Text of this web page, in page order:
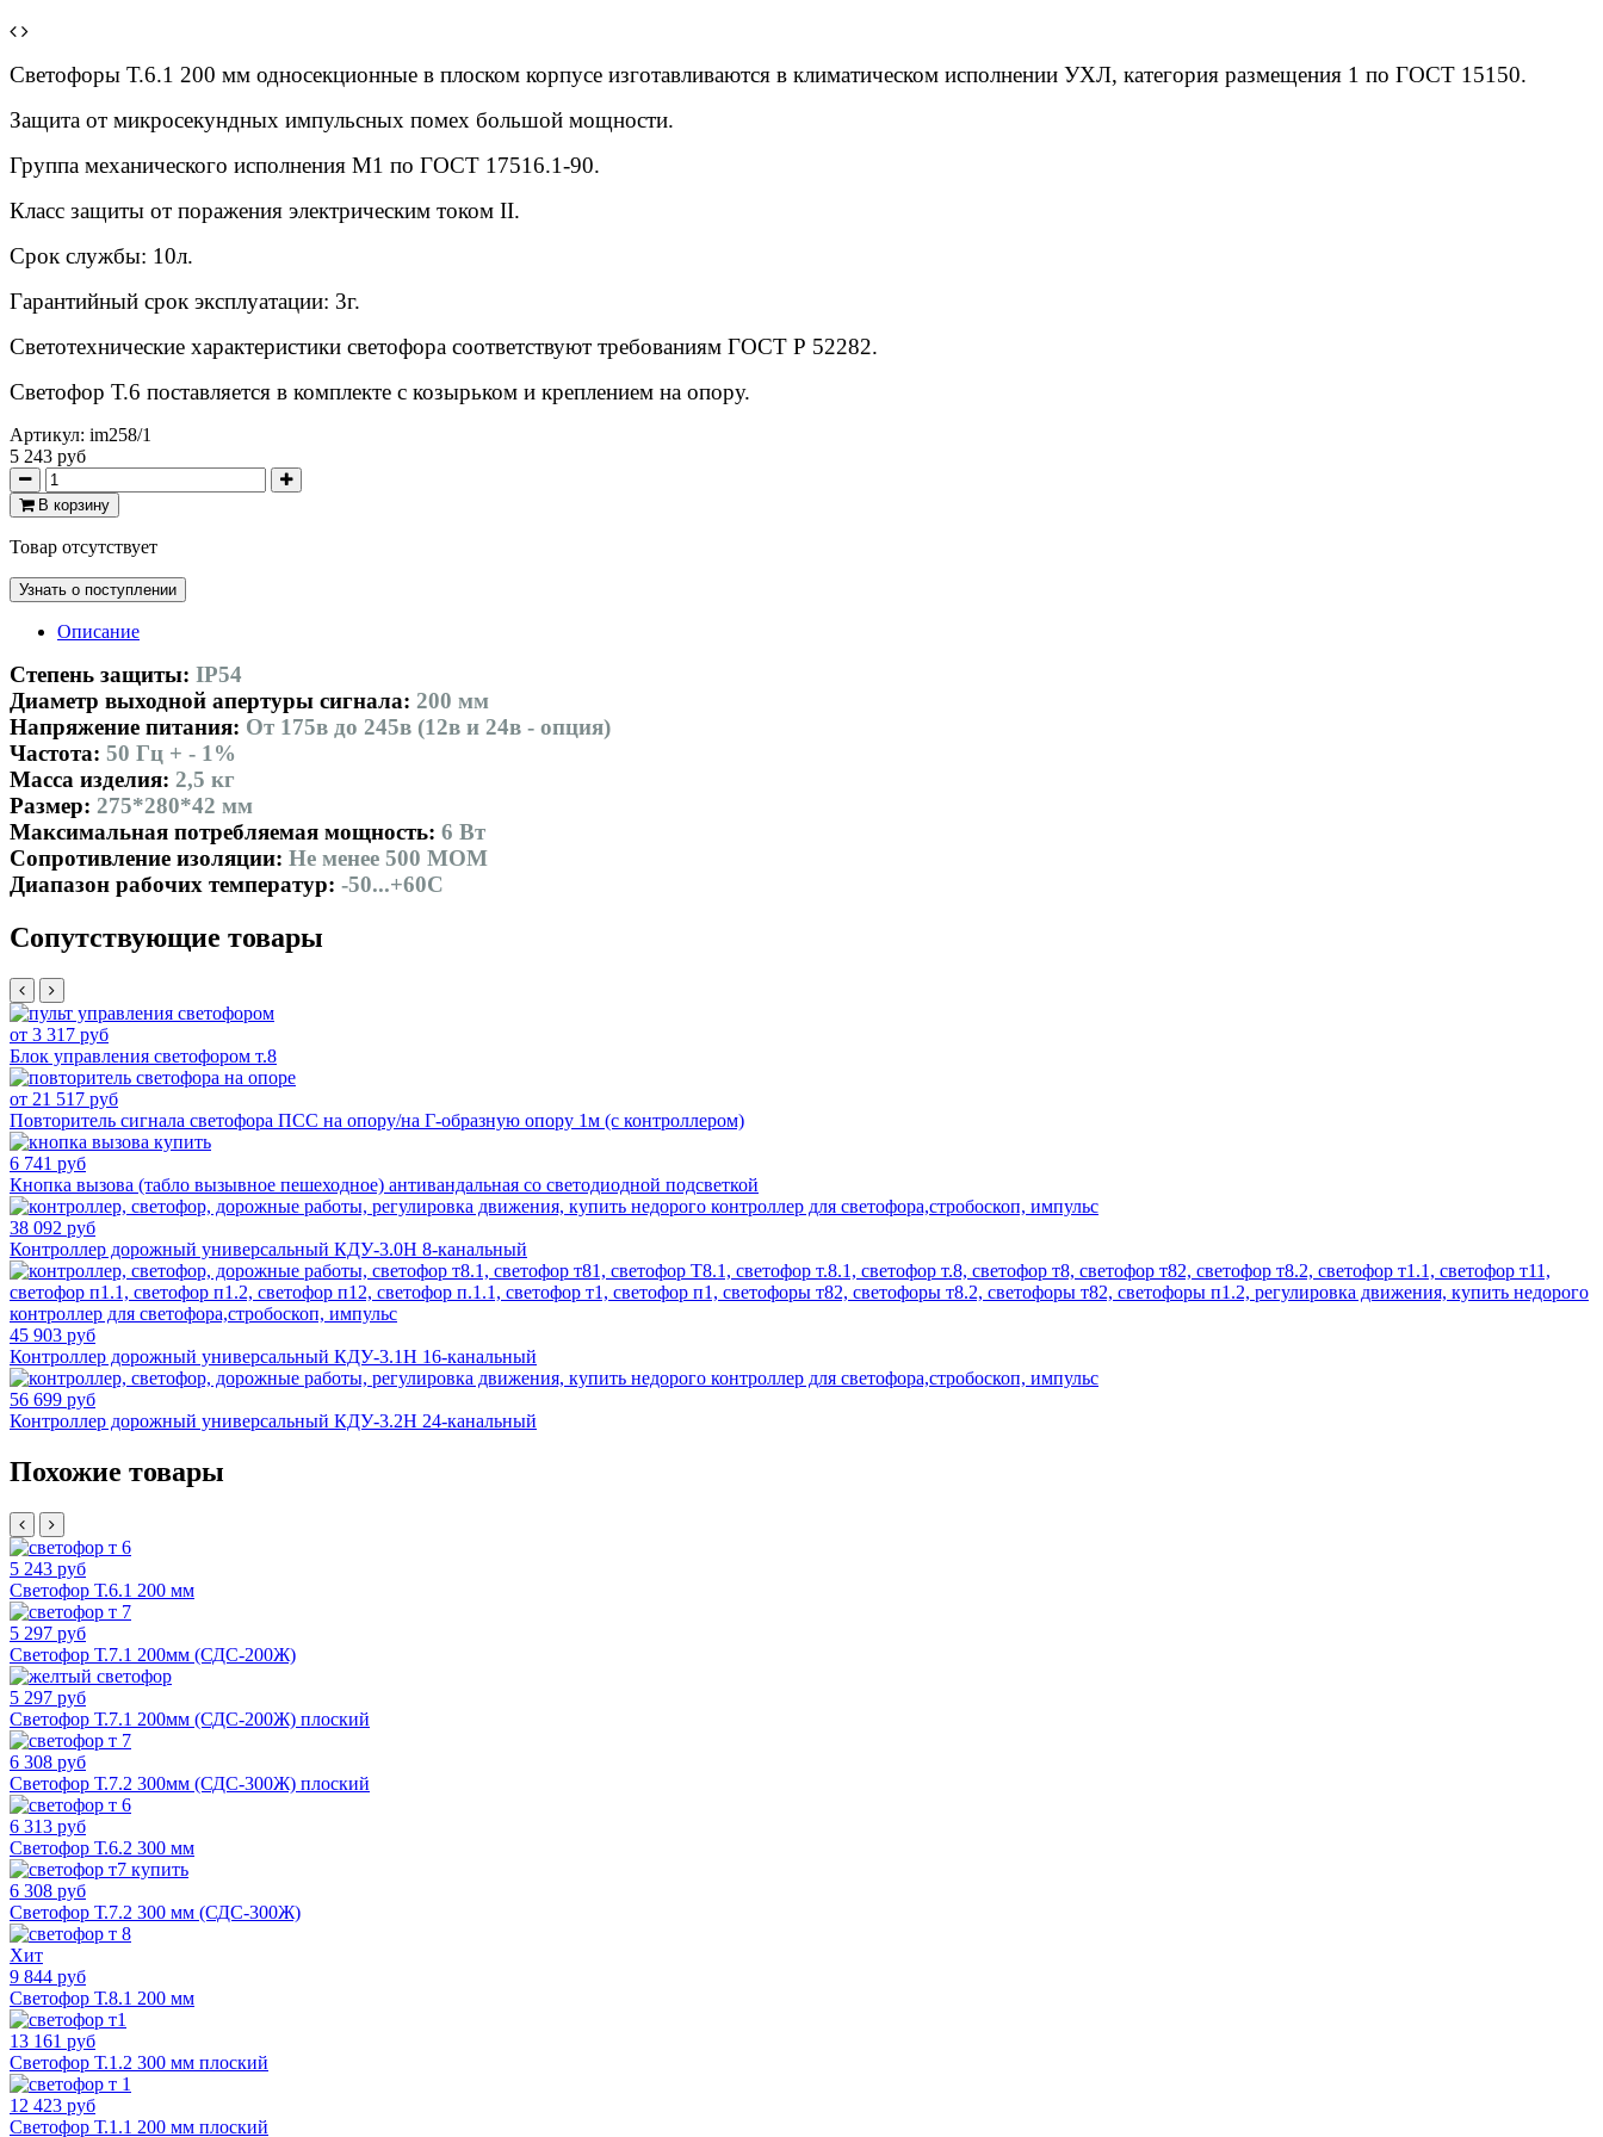
Светофоры Т.6.1 200 мм односекционные в плоском корпусе изготавливаются в климатическом исполнении УХЛ, категория размещения 1 по ГОСТ 15150.
Защита от микросекундных импульсных помех большой мощности.
Группа механического исполнения М1 по ГОСТ 17516.1-90.
Класс защиты от поражения электрическим током II.
Срок службы: 10л.
Гарантийный срок эксплуатации: 3г.
Светотехнические характеристики светофора соответствуют требованиям ГОСТ Р 52282.
Светофор Т.6 поставляется в комплекте с козырьком и креплением на опору.
Артикул: im258/1
5 243 руб
В корзину
Товар отсутствует
Узнать о поступлении
Описание
Степень защиты: IP54
Диаметр выходной апертуры сигнала: 200 мм
Напряжение питания: От 175в до 245в (12в и 24в - опция)
Частота: 50 Гц + - 1%
Масса изделия: 2,5 кг
Размер: 275*280*42 мм
Максимальная потребляемая мощность: 6 Вт
Сопротивление изоляции: Не менее 500 МОМ
Диапазон рабочих температур: -50...+60С
Сопутствующие товары
от 3 317 руб
Блок управления светофором т.8
от 21 517 руб
Повторитель сигнала светофора ПСС на опору/на Г-образную опору 1м (с контроллером)
6 741 руб
Кнопка вызова (табло вызывное пешеходное) антивандальная со светодиодной подсветкой
38 092 руб
Контроллер дорожный универсальный КДУ-3.0Н 8-канальный
45 903 руб
Контроллер дорожный универсальный КДУ-3.1Н 16-канальный
56 699 руб
Контроллер дорожный универсальный КДУ-3.2Н 24-канальный
Похожие товары
5 243 руб
Светофор Т.6.1 200 мм
5 297 руб
Светофор Т.7.1 200мм (СДС-200Ж)
5 297 руб
Светофор Т.7.1 200мм (СДС-200Ж) плоский
6 308 руб
Светофор Т.7.2 300мм (СДС-300Ж) плоский
6 313 руб
Светофор Т.6.2 300 мм
6 308 руб
Светофор Т.7.2 300 мм (СДС-300Ж)
Хит
9 844 руб
Светофор Т.8.1 200 мм
13 161 руб
Светофор Т.1.2 300 мм плоский
12 423 руб
Светофор Т.1.1 200 мм плоский